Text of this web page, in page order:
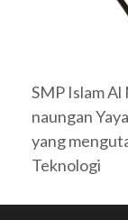
SMP Islam Al
naungan
yang
Teknologi